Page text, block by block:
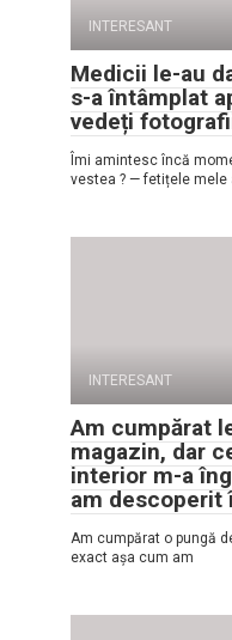
INTERESANT
Medicii le-au
s-a întâmplat
vedeți
Îmi amintesc încă
vestea ? — fetițele mele
INTERESANT
Am cumpărat
magazin, dar
interior m-a
am descoperit
Am cumpărat o pungă
exact așa cum am